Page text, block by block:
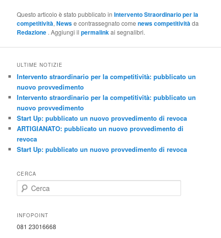
Questo articolo è stato pubblicato inIntervento Straordinario per la
competitività,Newse contrassegnato comenews competitivitàda
Redazione . Aggiungi ilpermalinkai segnalibri.
ULTIME NOTIZIE
Intervento straordinario per la competitività: pubblicato un
nuovo provvedimento
Intervento straordinario per la competitività: pubblicato un
nuovo provvedimento
Start Up: pubblicato un nuovo provvedimento di revoca
ARTIGIANATO: pubblicato un nuovo provvedimento di
revoca
Start Up: pubblicato un nuovo provvedimento di revoca
CERCA
e
c
INFOPOINT
081 23016668